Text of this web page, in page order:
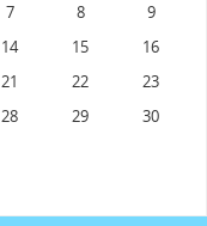
7 8
9
14 15
16
21 22
23
28 29
30